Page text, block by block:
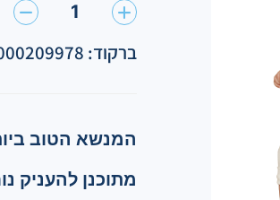
1
ברקוד: 1220000209978
המנשא הטוב
מתוכנן להעניק